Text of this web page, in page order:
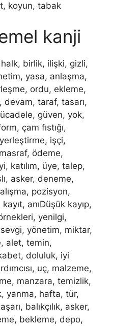
koyun, tabak
kanji
birlik, ilişki, gizli,
yasa, anlaşma,
ordu, ekleme,
taraf, tasarı,
güven, yok,
çam fıstığı,
işçi,
ödeme,
katılım, üye, talep,
asker, deneme,
pozisyon,
anıDüşük kayıp,
yenilgi,
yönetim, miktar,
alet, temin,
doluluk, iyi
uç, malzeme,
manzara, temizlik,
yanma, hafta, tür,
balıkçılık, asker,
bekleme, depo,